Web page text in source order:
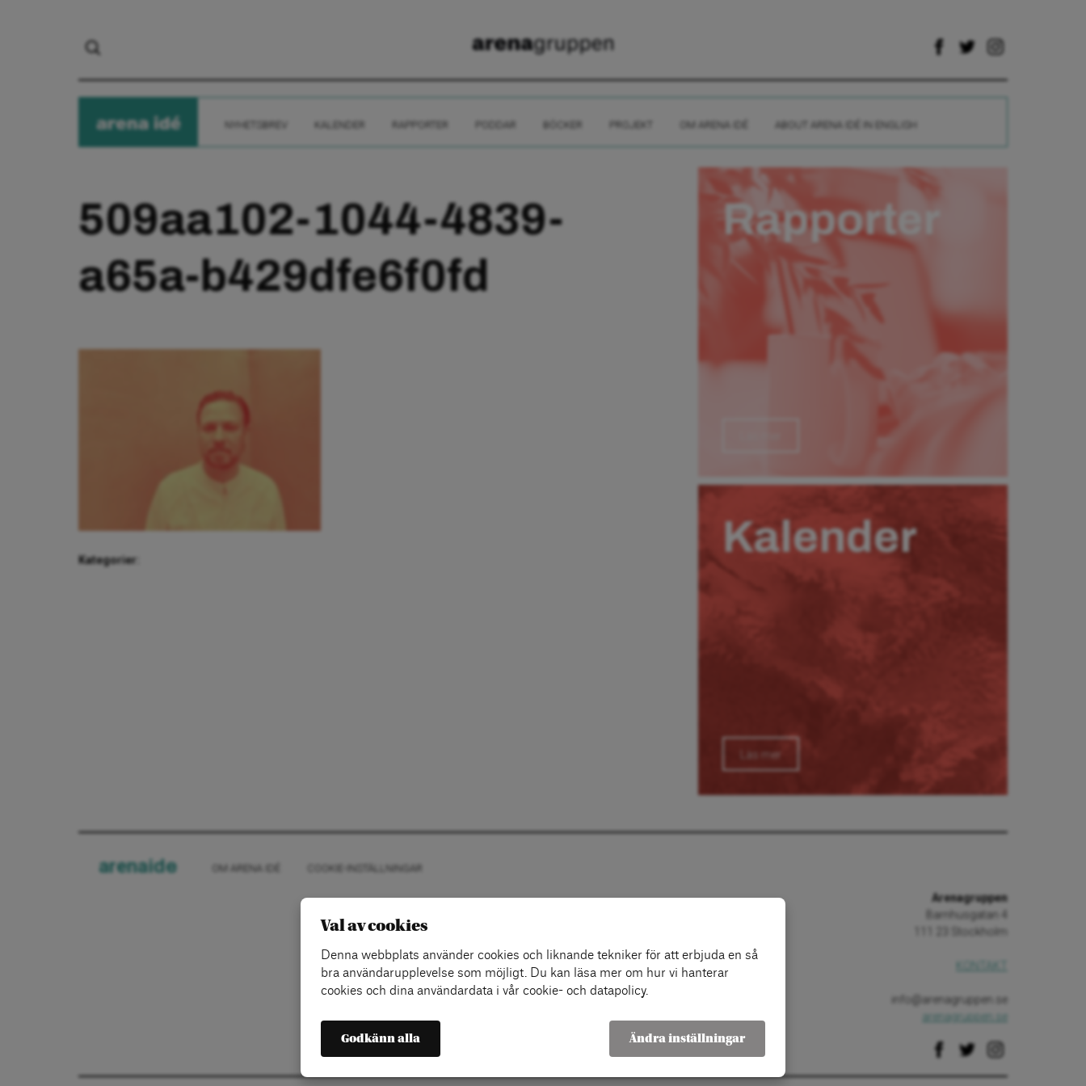
arenaide KALENDER RAPPORTER BÖCKER PROJEKT OM ARENA IDÉ ABOUT ARENA IDÉ IN ENGLISH
509aa102-1044-4839-
a65a-b429dfe6f0fd
Kategorier:
Rapporter
Kalender
Läs mer
arenaide OM ARENA IDÉ COOKIE-INSTÄLLNINGAR
Arenagruppen
Barnhusgatan 4
111 23 Stockholm
info@arenagruppen.se
arenagruppen.se
Val av cookies
Denna webbplats använder cookies och liknande tekniker för att erbjuda en så
bra användarupplevelse som möjligt. Du kan läsa mer om hur vi hanterar
cookies och dina användardata i vår cookie- och datapolicy.
Godkänn alla Ändra inställningar